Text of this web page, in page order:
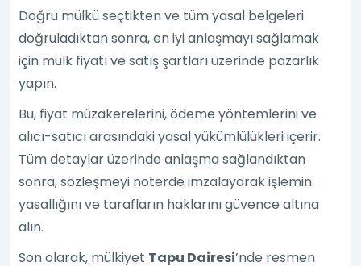
Doğru mülkü seçtikten ve tüm yasal belgeleri
doğruladıktan sonra, en iyi anlaşmayı sağlamak
için mülk fiyatı ve satış şartları üzerinde pazarlık
yapın.
Bu, fiyat müzakerelerini, ödeme yöntemlerini ve
alıcı-satıcı arasındaki yasal yükümlülükleri içerir.
Tüm detaylar üzerinde anlaşma sağlandıktan
sonra, sözleşmeyi noterde imzalayarak işlemin
yasallığını ve tarafların haklarını güvence altına
alın.
Son olarak, mülkiyet Tapu Dairesi’nde resmen